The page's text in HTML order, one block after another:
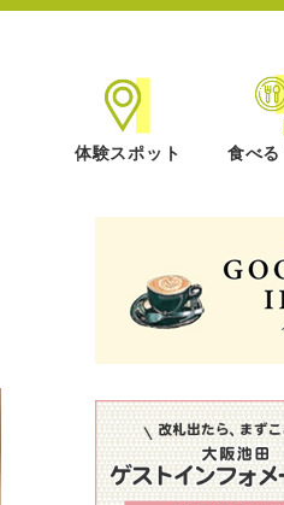
体験スポット 食べる